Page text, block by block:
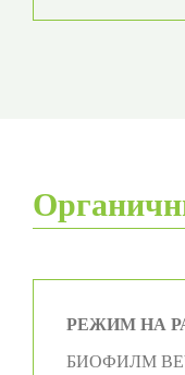
РЕЖИМ НА
БИОФИЛМ